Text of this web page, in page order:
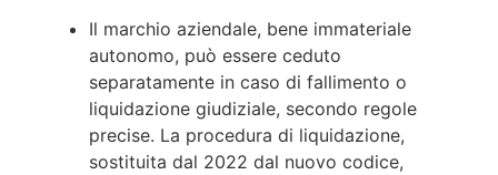
Il marchio aziendale, bene immateriale
autonomo, può essere ceduto
separatamente in caso di fallimento o
liquidazione giudiziale, secondo regole
precise. La procedura di liquidazione,
sostituita dal 2022 dal nuovo codice,